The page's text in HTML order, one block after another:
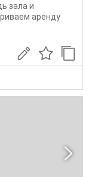
зала и
аренду